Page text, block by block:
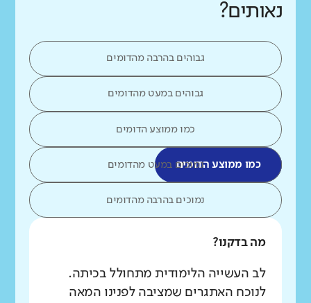
נאותים?
גבוהים בהרבה מהדומים
גבוהים במעט מהדומים
כמו ממוצע הדומים
כמו ממוצע הדומיםנמוכים במעט מהדומים
נמוכים בהרבה מהדומים
מה בדקנו?
לב העשייה הלימודית מתחולל בכיתה.
לנוכח האתגרים שמציבה לפנינו המאה